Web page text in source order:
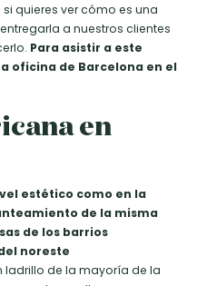
quieres ver cómo es una
a nuestros clientes
Para asistir a este
oficina de Barcelona en el
en
estético como en la
de la misma
de los barrios
noreste
ladrillo de la mayoría de la